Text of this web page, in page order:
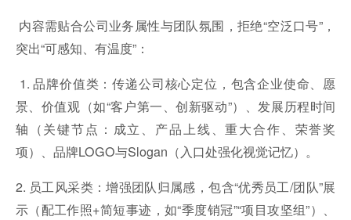
内容需贴合公司业务属性与团队氛围，拒绝“空泛口号”，
突出“可感知、有温度”：
1. 品牌价值类：传递公司核心定位，包含企业使命、愿
景、价值观（如“客户第一、创新驱动”）、发展历程时间
轴（关键节点：成立、产品上线、重大合作、荣誉奖
项）、品牌LOGO与Slogan（入口处强化视觉记忆）。
2. 员工风采类：增强团队归属感，包含“优秀员工/团队”展
示（配工作照+简短事迹，如“季度销冠”“项目攻坚组”）、